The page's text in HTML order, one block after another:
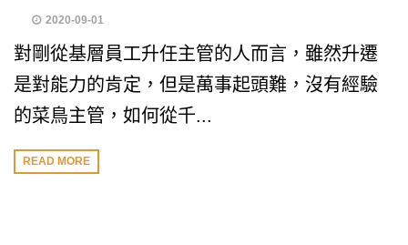
2020-09-01
對剛從基層員工升任主管的人而言，雖然升遷
是對能力的肯定，但是萬事起頭難，沒有經驗
的菜鳥主管，如何從千...
READ MORE